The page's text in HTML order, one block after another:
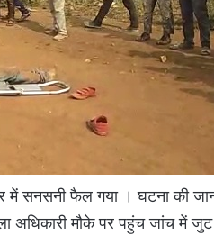
में सनसनी फैल गया । घटना की
अधिकारी मौके पर पहुंच जांच में